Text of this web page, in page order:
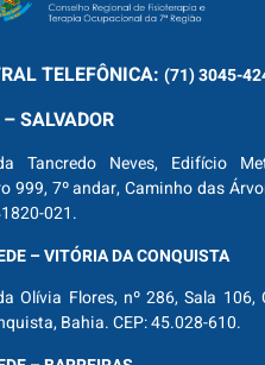
TELEFÔNICA: (71) 3045-
SALVADOR
Tancredo Neves, Edifício
999, 7º andar, Caminho das
021.
– VITÓRIA DA CONQUISTA
Olívia Flores, nº 286, Sala 106,
Bahia. CEP: 45.028-610.